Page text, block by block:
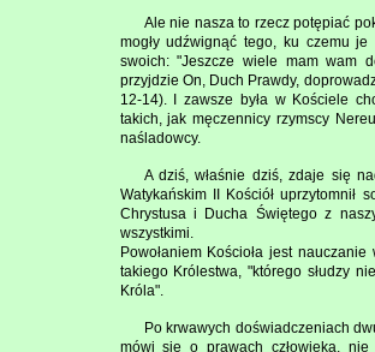
Ale nie nasza to rzecz potępiać
mogły udźwignąć tego, ku czemu
swoich: "Jeszcze wiele mam wam
przyjdzie On, Duch Prawdy,
12-14). I zawsze była w Kościele
takich, jak męczennicy rzymscy
naśladowcy.
A dziś, właśnie dziś, zdaje się
Watykańskim II Kościół uprzytomnił
Chrystusa i Ducha Świętego z
wszystkimi.
Powołaniem Kościoła jest
takiego Królestwa, "którego słudzy
Króla".
Po krwawych doświadczeniach
mówi się o prawach człowieka, nie